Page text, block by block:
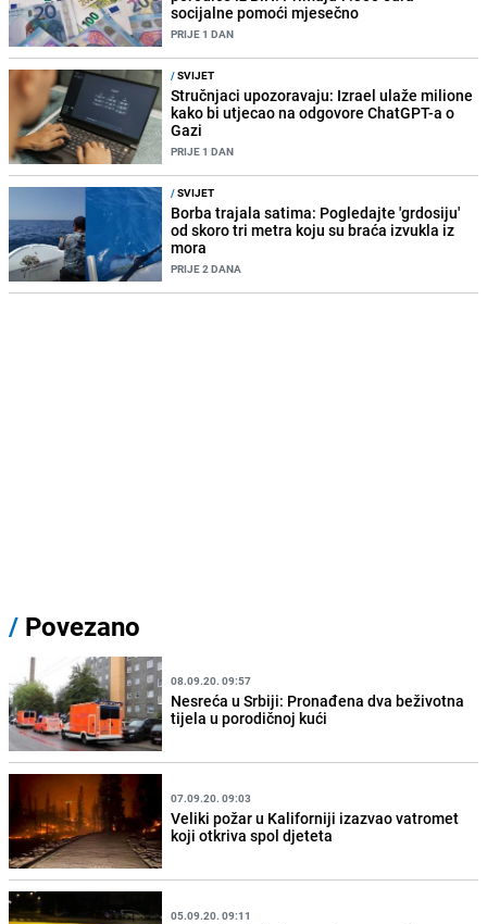
socijalne pomoći mjesečno
PRIJE 1 DAN
/SVIJET
Stručnjaci upozoravaju: Izrael ulaže milione
kako bi utjecao na odgovore ChatGPT-a o
Gazi
PRIJE 1 DAN
/SVIJET
Borba trajala satima: Pogledajte 'grdosiju'
od skoro tri metra koju su braća izvukla iz
mora
PRIJE 2 DANA
/ Povezano
08.09.20. 09:57
Nesreća u Srbiji: Pronađena dva beživotna
tijela u porodičnoj kući
07.09.20. 09:03
Veliki požar u Kaliforniji izazvao vatromet
koji otkriva spol djeteta
05.09.20. 09:11